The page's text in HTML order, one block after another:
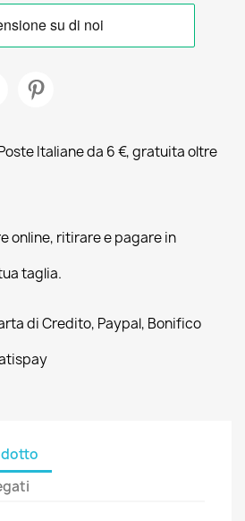
Italiane da 6 €, gratuita oltre
online, ritirare e pagare in
taglia.
di Credito, Paypal, Bonifico